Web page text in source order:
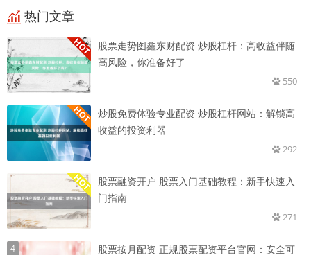
热门文章
股票走势图鑫东财配资 炒股杠杆：高收益伴随
高风险，你准备好了
550
炒股免费体验专业配资 炒股杠杆网站：解锁高
收益的投资利器
292
股票融资开户 股票入门基础教程：新手快速入
门指南
271
4 股票按月配资 正规股票配资平台官网：安全可